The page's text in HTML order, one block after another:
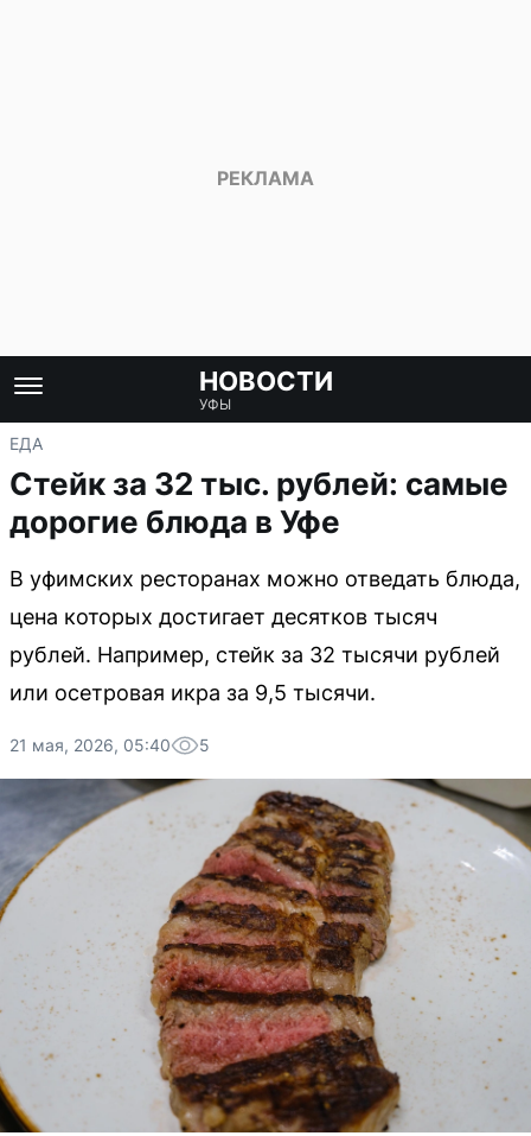
НОВОСТИ
УФЫ
ЕДА
Стейк за 32 тыс. рублей: самые
дорогие блюда в Уфе
В уфимских ресторанах можно отведать блюда,
цена которых достигает десятков тысяч
рублей. Например, стейк за 32 тысячи рублей
или осетровая икра за 9,5 тысячи.
21 мая, 2026, 05:40 5